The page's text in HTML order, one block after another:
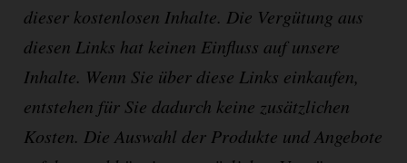
dieser kostenlosen Inhalte. Die Vergütung aus
diesen Links hat keinen Einfluss auf unsere
Inhalte. Wenn Sie über diese Links einkaufen,
entstehen für Sie dadurch keine zusätzlichen
Kosten. Die Auswahl der Produkte und Angebote